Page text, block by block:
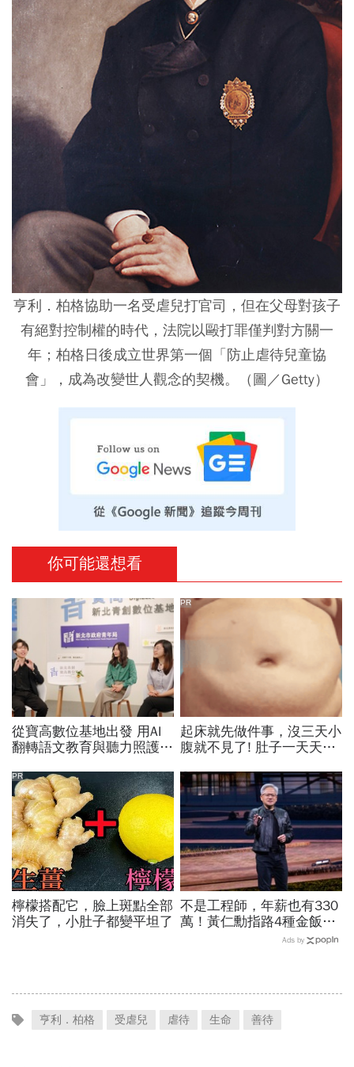
亨利．柏格協助一名受虐兒打官司，但在父母對孩子
有絕對控制權的時代，法院以毆打罪僅判對方關一
年；柏格日後成立世界第一個「防止虐待兒童協
會」，成為改變世人觀念的契機。（圖／Getty）
你可能還想看
從寶高數位基地出發 用AI
翻轉語文教育與聽力照護，
起床就先做件事，沒三天小
腹就不見了! 肚子一天天變
PR
檸檬搭配它，臉上斑點全部
消失了，小肚子都變平坦了
PR
不是工程師，年薪也有330
萬！黃仁勳指路4種金飯
碗：免大學畢、人人有機會
Ads by
亨利．柏格 受虐兒 虐待 生命 善待